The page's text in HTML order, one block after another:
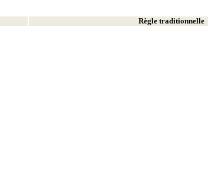
Règle traditionnelle